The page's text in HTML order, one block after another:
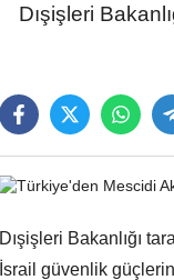
Dışişleri
Dışişleri Bakanlığı
İsrail güvenlik